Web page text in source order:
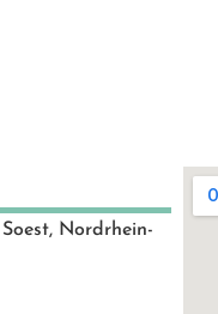
Nordrhein-